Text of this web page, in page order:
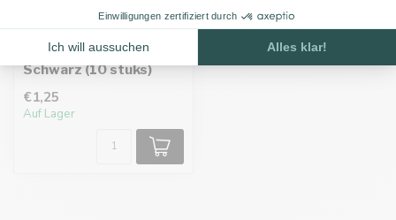
Hohlnieten 10X10
Schwarz (10 stuks)
€1,25
Auf Lager